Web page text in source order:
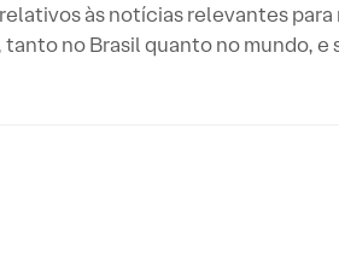
às notícias relevantes para
no Brasil quanto no mundo, e